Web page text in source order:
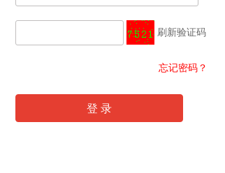
刷新验证码
忘记密码？